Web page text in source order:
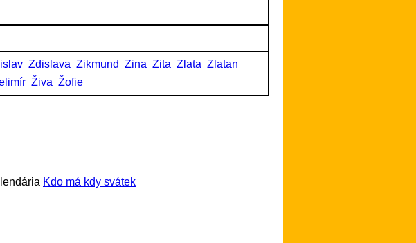
Zdislava Zikmund Zina Zita Zlata Zlatan
Živa Žofie
Kdo má kdy svátek